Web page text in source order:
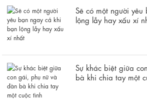
Sẽ có một người
lộng lẫy hay xấu xí
Sự khác biệt giữa
bà khi chia tay một